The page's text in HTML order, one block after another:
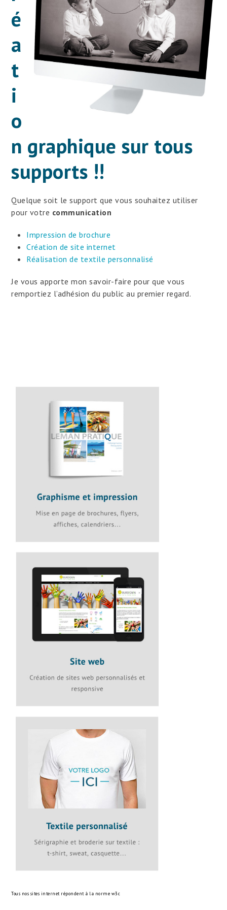
é
a
t
i
o
n graphique sur tous
supports !!
Quelque soit le support que vous souhaitez utiliser
pour votre communication
Impression de brochure
Création de site internet
Réalisation de textile personnalisé
Je vous apporte mon savoir-faire pour que vous
remportiez l’adhésion du public au premier regard.
Tous nos sites internet répondent à la norme w3c